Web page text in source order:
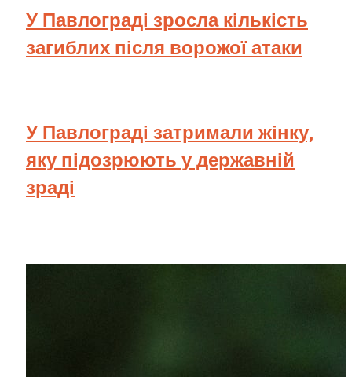
У Павлограді зросла кількість
загиблих після ворожої атаки
У Павлограді затримали жінку,
яку підозрюють у державній
зраді